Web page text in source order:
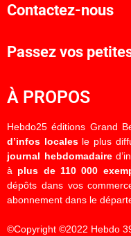
Contactez-nous
Passez vos
À PROPOS
Hebdo25 éditions Grand
d’infos localesle plus
journal hebdomadaire
à plus de 110 000
dépôts dans vos
abonnement dans le
©Copyright ©2022 Hebdo